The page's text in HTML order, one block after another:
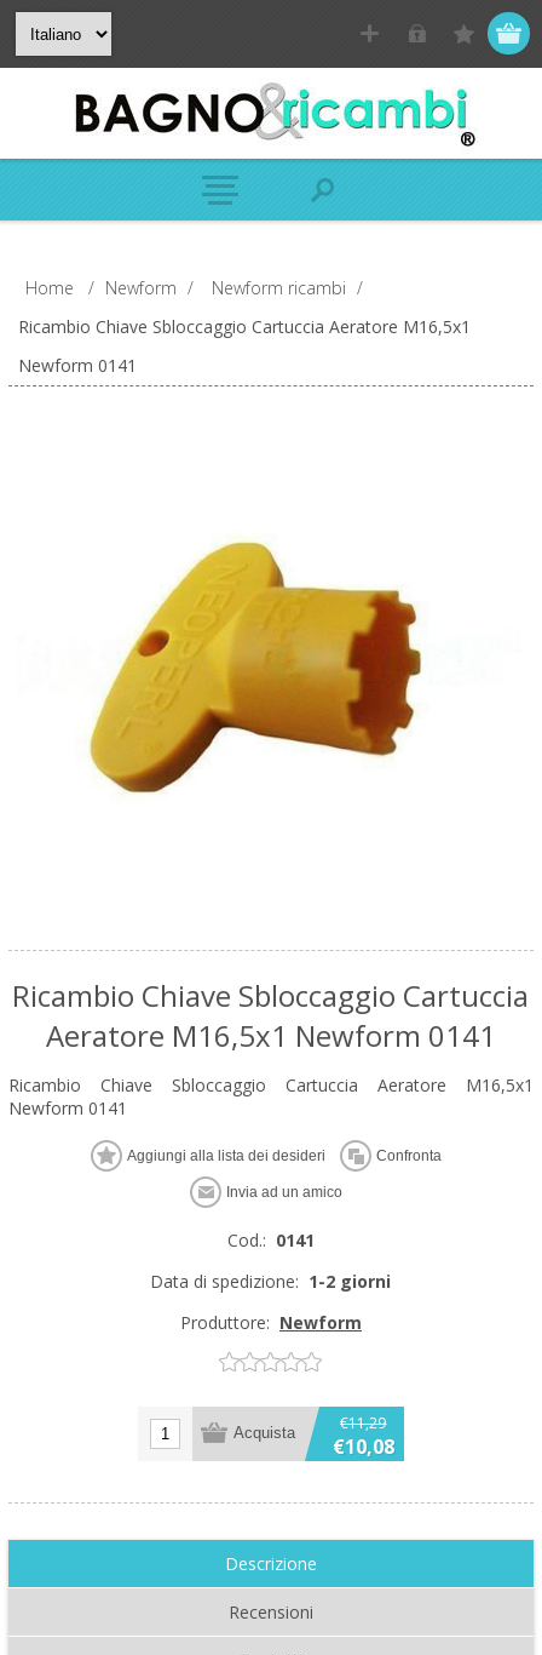
Home / Newform / Newform ricambi /
Ricambio Chiave Sbloccaggio Cartuccia Aeratore M16,5x1
Newform 0141
Ricambio Chiave Sbloccaggio Cartuccia
Aeratore M16,5x1 Newform 0141
Ricambio Chiave Sbloccaggio Cartuccia Aeratore M16,5x1
Newform 0141
Cod.: 0141
Data di spedizione: 1-2 giorni
Produttore: Newform
€11,29
€10,08
Descrizione
Recensioni